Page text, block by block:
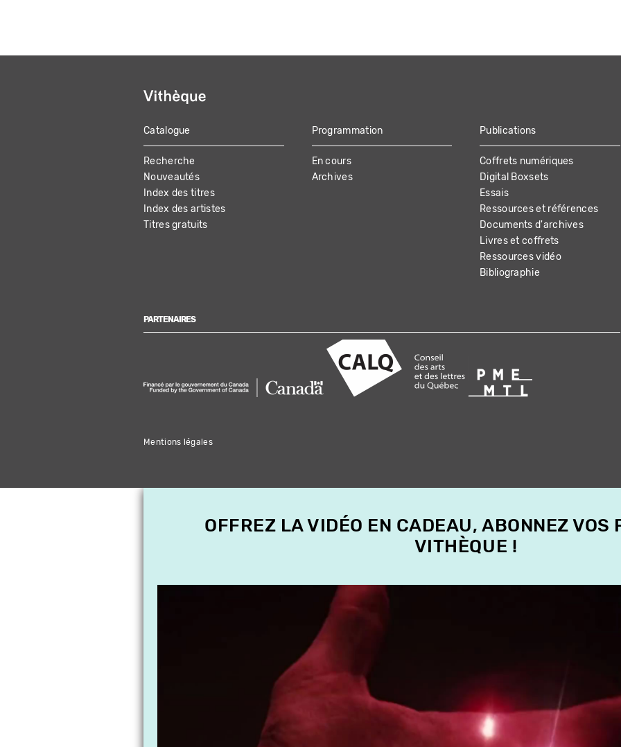
MAIN
NAVIGATION
Catalogue
Recherche
Nouveautés
Index des titres
Index des artistes
Titres gratuits
Programmation
En cours
Archives
Publications
Coffrets numériques
Digital Boxsets
Essais
Ressources et références
Documents d'archives
Livres et coffrets
Ressources vidéo
Bibliographie
PARTENAIRES
Mentions légales
OFFREZ LA VIDÉO EN CADEAU, ABONNEZ VOS
VITHÈQUE !